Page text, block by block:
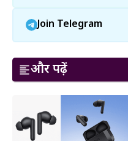
Join Telegram
और पढ़ें